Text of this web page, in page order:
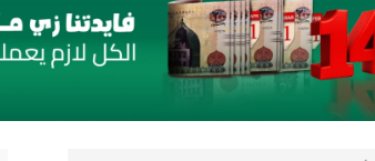
في سوق تحويلات المصريين بالخارج
5 مليار جنيه لدعم قطاع السيارات في مصر